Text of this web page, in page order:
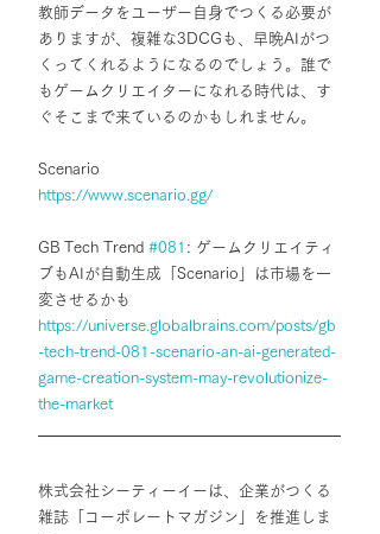
教師データをユーザー自身でつくる必要が
ありますが、複雑な3DCGも、早晩AIがつ
くってくれるようになるのでしょう。誰で
もゲームクリエイターになれる時代は、す
ぐそこまで来ているのかもしれません。
Scenario
https://www.scenario.gg/
GB Tech Trend #081 : ゲームクリエイティ
ブもAIが自動生成「Scenario」は市場を一
変させるかも
https://universe.globalbrains.com/posts/gb
-tech-trend-081-scenario-an-ai-generated-
game-creation-system-may-revolutionize-
the-market
株式会社シーティーイーは、企業がつくる
雑誌「コーポレートマガジン」を推進しま